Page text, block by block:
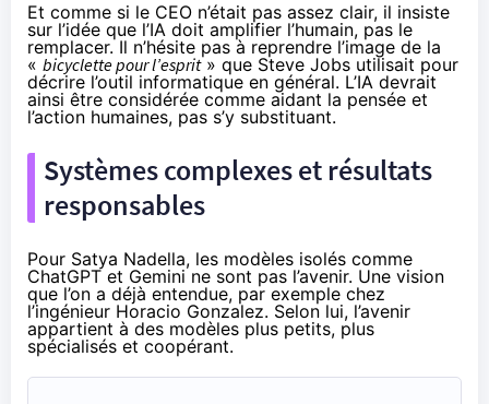
Et comme si le CEO n’était pas assez clair, il insiste
sur l’idée que l’IA doit amplifier l’humain, pas le
remplacer. Il n’hésite pas à reprendre l’image de la
« bicyclette pour l’esprit» que Steve Jobs utilisait pour
décrire l’outil informatique en général. L’IA devrait
ainsi être considérée comme aidant la pensée et
l’action humaines, pas s’y substituant.
Systèmes complexes et résultats
responsables
Pour Satya Nadella, les modèles isolés comme
ChatGPT et Gemini ne sont pas l’avenir. Une vision
que l’on a déjà entendue, par exemple chez
l’ingénieur Horacio Gonzalez. Selon lui, l’avenir
appartient à des modèles plus petits, plus
spécialisés et coopérant.